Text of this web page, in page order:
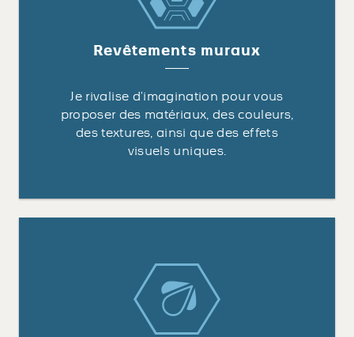
Revêtements muraux
Je rivalise d’imagination pour vous
proposer des matériaux, des couleurs,
des textures, ainsi que des effets
visuels uniques.